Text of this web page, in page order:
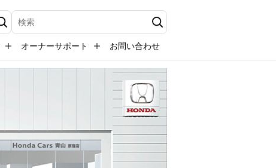
検索キーワード入力
オーナーサポート お問い合わせ